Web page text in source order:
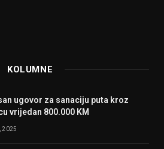
KOLUMNE
ugovor za sanaciju puta kroz
vrijedan 800.000 KM
2025